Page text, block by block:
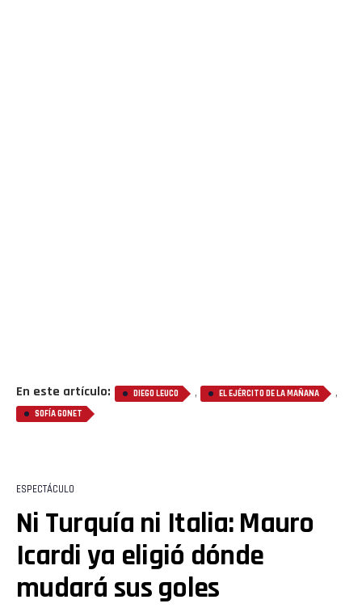
En este artículo: DIEGO LEUCO , EL EJÉRCITO DE LA MAÑANA ,
SOFÍA GONET
ESPECTÁCULO
Ni Turquía ni Italia: Mauro
Icardi ya eligió dónde
mudará sus goles